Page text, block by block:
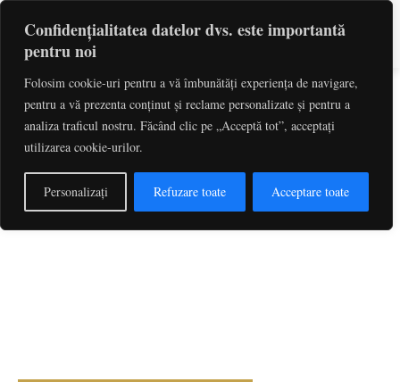
Confidențialitatea datelor dvs. este importantă
pentru noi
Folosim cookie-uri pentru a vă îmbunătăți experiența de navigare,
pentru a vă prezenta conținut și reclame personalizate și pentru a
analiza traficul nostru. Făcând clic pe „Acceptă tot”, acceptați
utilizarea cookie-urilor.
Personalizați Refuzare toate Acceptare toate
cuvinte-cheie, titlu articol, autor Caută